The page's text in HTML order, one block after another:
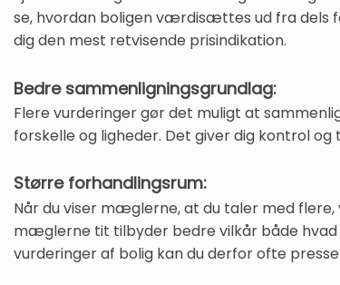
se, hvordan boligen værdisættes ud fra dels
dig den mest retvisende prisindikation.
Bedre sammenligningsgrundlag:
Flere vurderinger gør det muligt at
forskelle og ligheder. Det giver dig kontrol og
Større forhandlingsrum:
Når du viser mæglerne, at du taler med
mæglerne tit tilbyder bedre vilkår både
vurderinger af bolig kan du derfor ofte